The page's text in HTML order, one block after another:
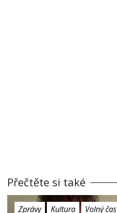
Přečtěte si také
Zprávy Kultura Volný čas